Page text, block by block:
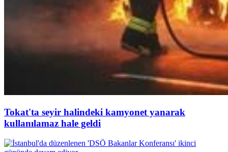
Tokat'ta seyir halindeki kamyonet yanarak
kullanılamaz hale geldi